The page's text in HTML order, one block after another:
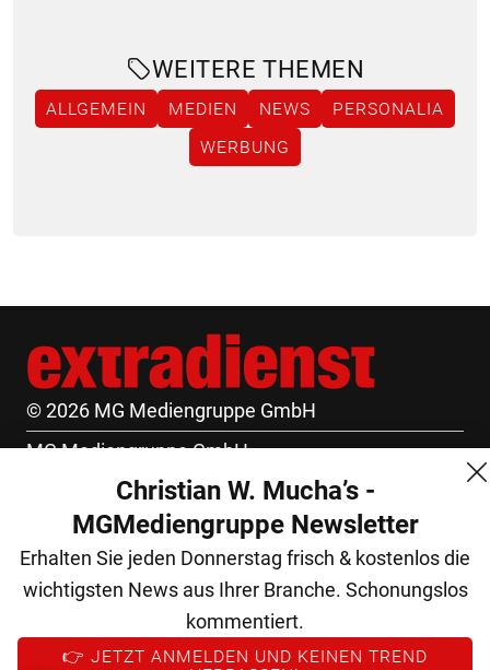
WEITERE THEMEN
ALLGEMEIN MEDIEN NEWS
PERSONALIA
WERBUNG
© 2026 MG Mediengruppe GmbH
MG Mediengruppe GmbH
Burgring 1/7
1010 Wien
+43 (1) 522 14 14
office@mgmedien.at
Kontakt
Christian W. Mucha’s -
MGMediengruppe Newsletter
Erhalten Sie jeden Donnerstag frisch & kostenlos die
wichtigsten News aus Ihrer Branche. Schonungslos
kommentiert.
👉 JETZT ANMELDEN UND KEINEN TREND